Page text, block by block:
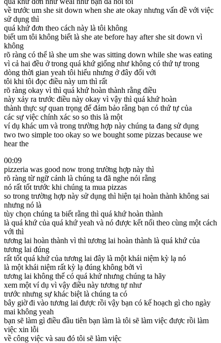
về trước um she sit down when she ate okay nhưng vấn đề với việc
sử dụng thì
quá khứ đơn theo cách này là tôi không
biết um tôi không biết là she ate before hay after she sit down vì
không
rõ ràng có thể là she um she was sitting down while she was eating
vì cả hai đều ở trong quá khứ giống như không có thứ tự trong
dòng thời gian yeah tôi hiểu nhưng ở đây đối với
tôi khi tôi đọc điều này um thì rất
rõ ràng okay vì thì quá khứ hoàn thành rằng điều
này xảy ra trước điều này okay vì vậy thì quá khứ hoàn
thành thực sự quan trọng để đảm bảo rằng bạn có thứ tự của
các sự việc chính xác so so this là một
ví dụ khác um và trong trường hợp này chúng ta đang sử dụng
two two simple too okay so we bought some pizzas because we
hear the
00:09
pizzeria was good now trong trường hợp này thì
rõ ràng từ ngữ cảnh là chúng ta đã nghe nói rằng
nó rất tốt trước khi chúng ta mua pizzas
so trong trường hợp này sử dụng thì hiện tại hoàn thành không sai
nhưng nó là
tùy chọn chúng ta biết rằng thì quá khứ hoàn thành
là quá khứ của quá khứ yeah và nó được kết nối theo cùng một cách
với thì
tương lai hoàn thành vì thì tương lai hoàn thành là quá khứ của
tương lai đúng
rất tốt quá khứ của tương lai đây là một khái niệm kỳ lạ nó
là một khái niệm rất kỳ lạ đúng không bởi vì
tương lai không thể có quá khứ nhưng chúng ta hãy
xem một ví dụ vì vậy điều này tương tự như
trước nhưng sự khác biệt là chúng ta có
bây giờ đi vào tương lai được rồi vậy bạn có kế hoạch gì cho ngày
mai không yeah
bạn sẽ làm gì điều đầu tiên bạn làm là tôi sẽ làm việc được rồi làm
việc xin lỗi
về công việc và sau đó tôi sẽ làm việc